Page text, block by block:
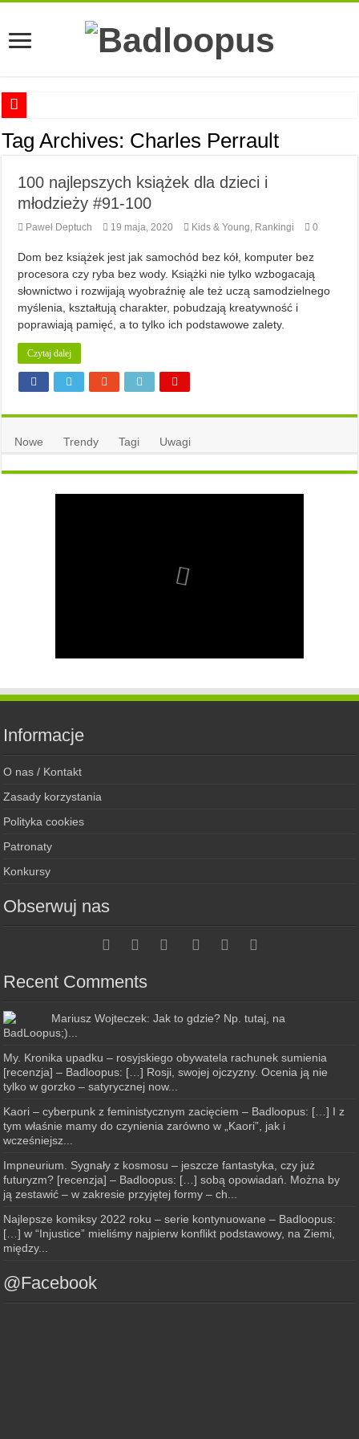
Anna Romaszkan – Praca w prosektorium nie pomaga oswoić się ze
Najlepsze mangi dla dorosłych
Najciekawsze zapowiedzi komiksowe na 2023 rok
Tag Archives: Charles Perrault
100 najlepszych książek dla dzieci i
młodzieży #91-100
Paweł Deptuch 19 maja, 2020 Kids & Young, Rankingi 0
Dom bez książek jest jak samochód bez kół, komputer bez
procesora czy ryba bez wody. Książki nie tylko wzbogacają
słownictwo i rozwijają wyobraźnię ale też uczą samodzielnego
myślenia, kształtują charakter, pobudzają kreatywność i
poprawiają pamięć, a to tylko ich podstawowe zalety.
Czytaj dalej
Nowe Trendy Tagi Uwagi
Informacje
O nas / Kontakt
Zasady korzystania
Polityka cookies
Patronaty
Konkursy
Obserwuj nas
Recent Comments
Mariusz Wojteczek: Jak to gdzie? Np. tutaj, na
BadLoopus;)...
My. Kronika upadku – rosyjskiego obywatela rachunek sumienia
[recenzja] – Badloopus: […] Rosji, swojej ojczyzny. Ocenia ją nie
tylko w gorzko – satyrycznej now...
Kaori – cyberpunk z feministycznym zacięciem – Badloopus: […] I z
tym właśnie mamy do czynienia zarówno w „Kaori”, jak i
wcześniejsz...
Impneurium. Sygnały z kosmosu – jeszcze fantastyka, czy już
futuryzm? [recenzja] – Badloopus: […] sobą opowiadań. Można by
ją zestawić – w zakresie przyjętej formy – ch...
Najlepsze komiksy 2022 roku – serie kontynuowane – Badloopus:
[…] w “Injustice” mieliśmy najpierw konflikt podstawowy, na Ziemi,
między...
@Facebook